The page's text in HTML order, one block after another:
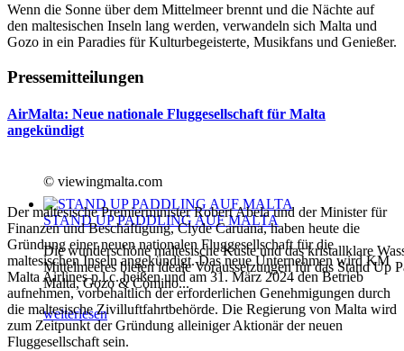
STAND UP PADDLING AUF MALTA
Die wunderschöne maltesische Küste und das kristallklare
Mittelmeeres bieten ideale Voraussetzungen für das Stand Up
Malta, Gozo & Comino...
weiterlesen
Wenn die Sonne über dem Mittelmeer brennt und die Nächte auf
den maltesischen Inseln lang werden, verwandeln sich Malta und
Gozo in ein Paradies für Kulturbegeisterte, Musikfans und Genießer.
Pressemitteilungen
AirMalta: Neue nationale Fluggesellschaft für Malta
angekündigt
© viewingmalta.com
Der maltesische Premierminister Robert Abela und der Minister für
Finanzen und Beschäftigung, Clyde Caruana, haben heute die
Gründung einer neuen nationalen Fluggesellschaft für die
maltesischen Inseln angekündigt. Das neue Unternehmen wird KM
Malta Airlines p.l.c. heißen und am 31. März 2024 den Betrieb
aufnehmen, vorbehaltlich der erforderlichen Genehmigungen durch
die maltesische Zivilluftfahrtbehörde. Die Regierung von Malta wird
zum Zeitpunkt der Gründung alleiniger Aktionär der neuen
Fluggesellschaft sein.